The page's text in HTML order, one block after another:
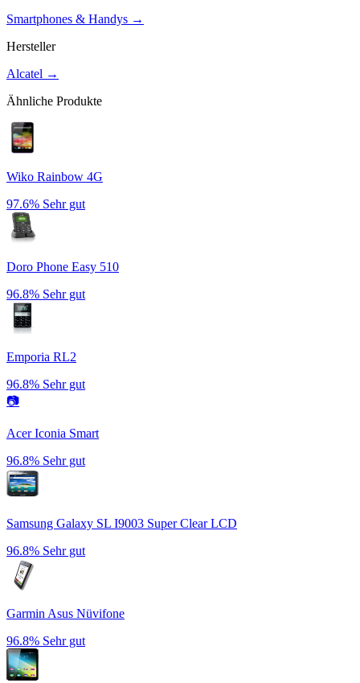
Smartphones & Handys →
Hersteller
Alcatel →
Ähnliche Produkte
Wiko Rainbow 4G
97.6% Sehr gut
Doro Phone Easy 510
96.8% Sehr gut
Emporia RL2
96.8% Sehr gut
📷
Acer Iconia Smart
96.8% Sehr gut
Samsung Galaxy SL I9003 Super Clear LCD
96.8% Sehr gut
Garmin Asus Nüvifone
96.8% Sehr gut